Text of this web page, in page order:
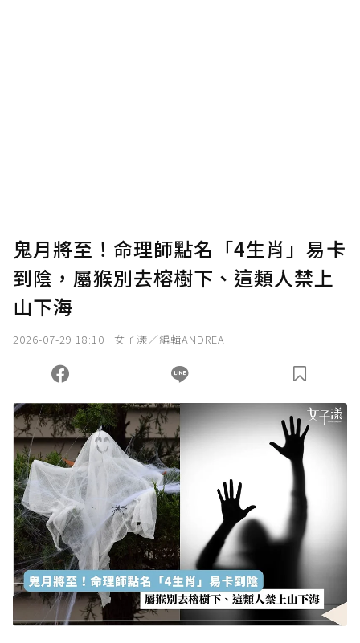
鬼月將至！命理師點名「4生肖」易卡
到陰，屬猴別去榕樹下、這類人禁上
山下海
2026-07-29 18:10 女子漾／編輯ANDREA